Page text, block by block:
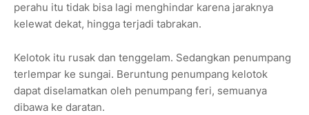
perahu itu tidak bisa lagi menghindar karena jaraknya
kelewat dekat, hingga terjadi tabrakan.
Kelotok itu rusak dan tenggelam. Sedangkan penumpang
terlempar ke sungai. Beruntung penumpang kelotok
dapat diselamatkan oleh penumpang feri, semuanya
dibawa ke daratan.